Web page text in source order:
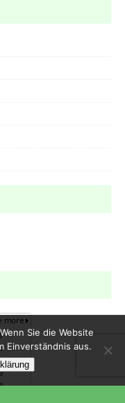
Sie die Website
Einverständnis aus.